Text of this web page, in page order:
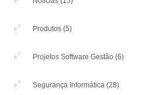
Produtos (5)
Projetos Software Gestão (6)
Segurança Informática (28)